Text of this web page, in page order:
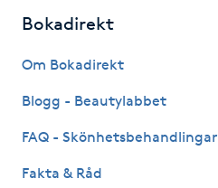
Idrottsmassage
IPL hårborttagning
Bokadirekt
Om Bokadirekt
Blogg - Beautylabbet
FAQ - Skönhetsbehandlingar
Fakta & Råd